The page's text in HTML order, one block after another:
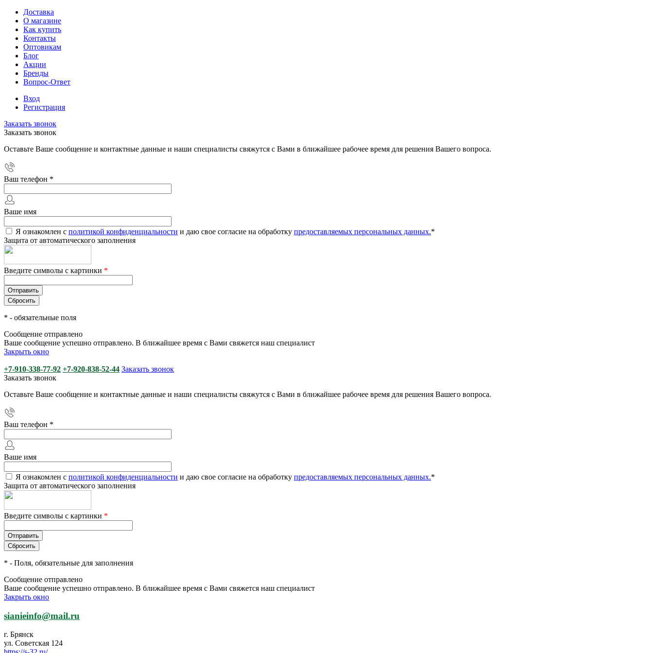
Доставка
О магазине
Как купить
Контакты
Оптовикам
Блог
Акции
Бренды
Вопрос-Ответ
Вход
Регистрация
Заказать звонок
Заказать звонок
Оставьте Ваше сообщение и контактные данные и наши специалисты свяжутся с Вами в ближайшее рабочее время для решения Вашего вопроса.
Ваш телефон *
Ваше имя
Я ознакомлен с политикой конфиденциальности и даю свое согласие на обработку предоставляемых персональных данных.*
Защита от автоматического заполнения
Введите символы с картинки *
* - обязательные поля
Сообщение отправлено
Ваше сообщение успешно отправлено. В ближайшее время с Вами свяжется наш специалист
Закрыть окно
+7-910-338-77-92 +7-920-838-52-44 Заказать звонок
Заказать звонок
Оставьте Ваше сообщение и контактные данные и наши специалисты свяжутся с Вами в ближайшее рабочее время для решения Вашего вопроса.
Ваш телефон *
Ваше имя
Я ознакомлен с политикой конфиденциальности и даю свое согласие на обработку предоставляемых персональных данных.*
Защита от автоматического заполнения
Введите символы с картинки *
* - Поля, обязательные для заполнения
Сообщение отправлено
Ваше сообщение успешно отправлено. В ближайшее время с Вами свяжется наш специалист
Закрыть окно
sianieinfo@mail.ru
г. Брянск
ул. Советская 124